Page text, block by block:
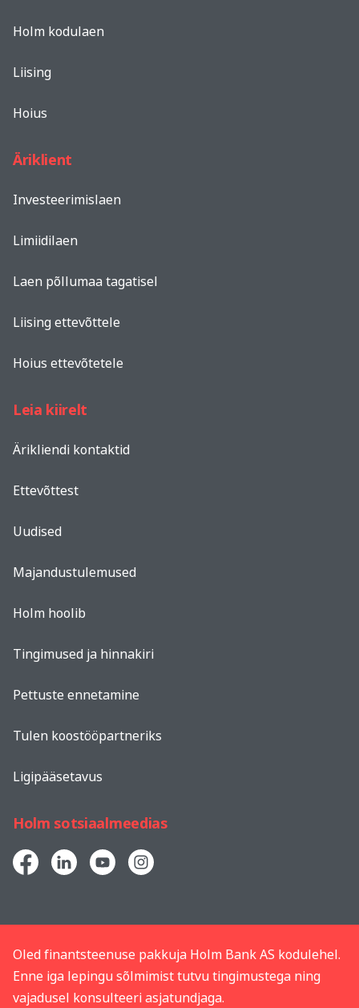
Holm kodulaen
Liising
Hoius
Äriklient
Investeerimislaen
Limiidilaen
Laen põllumaa tagatisel
Liising ettevõttele
Hoius ettevõtetele
Leia kiirelt
Ärikliendi kontaktid
Ettevõttest
Uudised
Majandustulemused
Holm hoolib
Tingimused ja hinnakiri
Pettuste ennetamine
Tulen koostööpartneriks
Ligipääsetavus
Holm sotsiaalmeedias
Oled finantsteenuse pakkuja Holm Bank AS kodulehel.
Enne iga lepingu sõlmimist tutvu tingimustega ning
vajadusel konsulteeri asjatundjaga.